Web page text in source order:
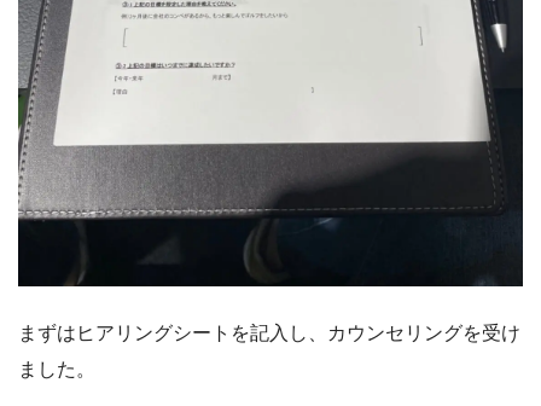
まずはヒアリングシートを記入し、カウンセリングを受け
ました。